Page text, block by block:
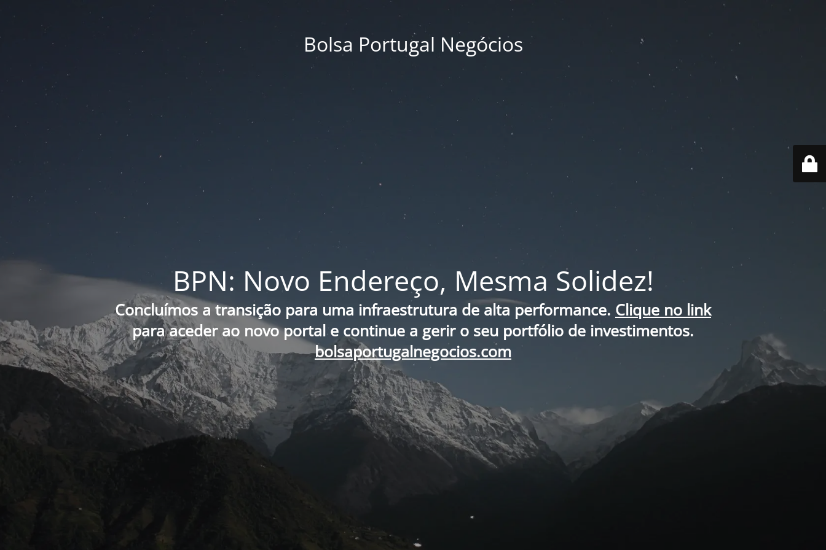
Bolsa Portugal Negócios
BPN: Novo Endereço, Mesma Solidez!
Concluímos a transição para uma infraestrutura de alta performance. Clique no link
para aceder ao novo portal e continue a gerir o seu portfólio de investimentos.
bolsaportugalnegocios.com